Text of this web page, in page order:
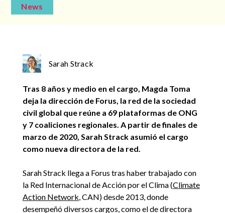
News
Sarah Strack
Tras 8 años y medio en el cargo, Magda Toma
deja la dirección de Forus, la red de la sociedad
civil global que reúne a 69 plataformas de ONG
y 7 coaliciones regionales. A partir de finales de
marzo de 2020, Sarah Strack asumió el cargo
como nueva directora de la red.
Sarah Strack llega a Forus tras haber trabajado con
la Red Internacional de Acción por el Clima (Climate
Action Network, CAN) desde 2013, donde
desempeñó diversos cargos, como el de directora